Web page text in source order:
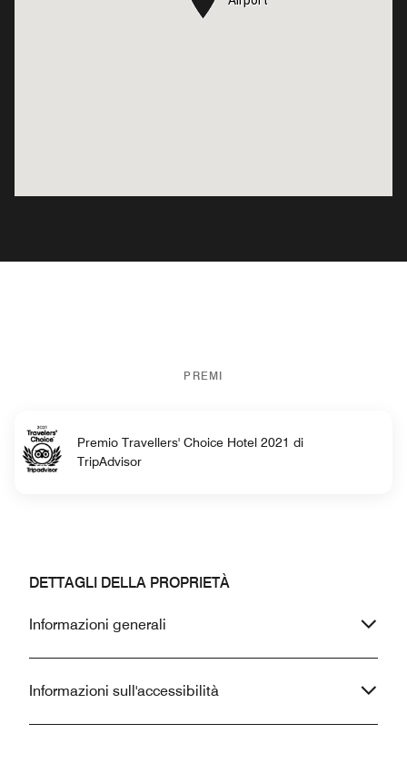
PREMI
Premio Travellers' Choice Hotel 2021 di
TripAdvisor
DETTAGLI DELLA PROPRIETÀ
Informazioni generali
Informazioni sull'accessibilità